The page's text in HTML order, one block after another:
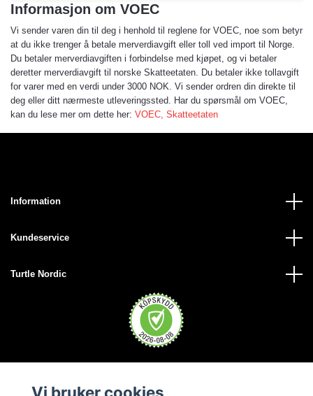
Informasjon om VOEC
Vi sender varen din til deg i henhold til reglene for VOEC, noe som betyr
at du ikke trenger å betale merverdiavgift eller toll ved import til Norge.
Du betaler merverdiavgiften i forbindelse med kjøpet, og vi betaler
deretter merverdiavgift til norske Skatteetaten. Du betaler ikke tollavgift
for varer med en verdi under 3000 NOK. Vi sender ordren din direkte til
deg eller ditt nærmeste utleveringssted. Har du spørsmål om VOEC,
kan du lese mer om dette her: VOEC, Skatteetaten
Information
Kundeservice
Turtle Nordic